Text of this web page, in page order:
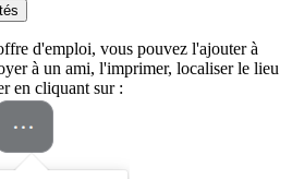
d'emploi, vous pouvez l'ajouter à
à un ami, l'imprimer, localiser le lieu
en cliquant sur :